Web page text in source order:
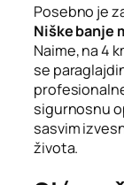
Posebno je
Niške banje
Naime, na 4
se
sigurnosnu
sasvim
života.